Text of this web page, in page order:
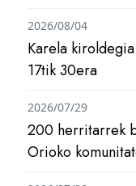
Karela
17tik 30era
2026/08/04
200 herritarrek
Orioko
2026/07/29